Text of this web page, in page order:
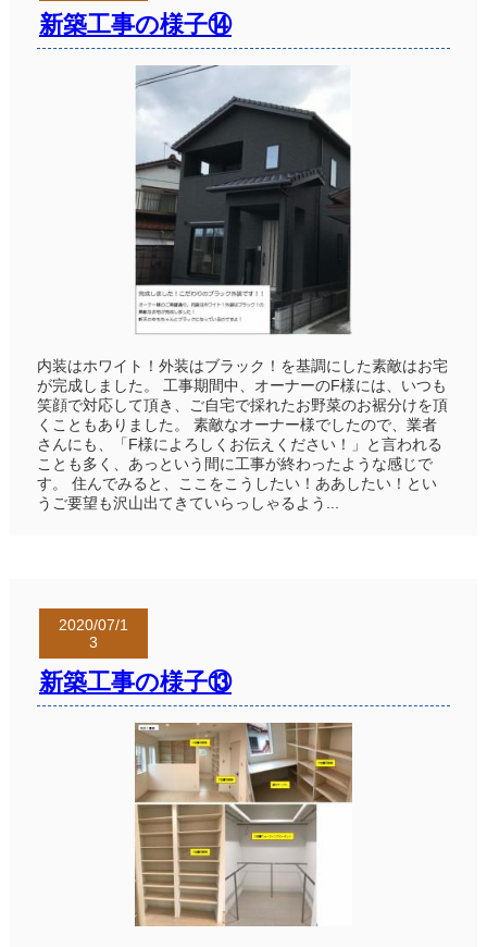
新築工事の様子⑭
内装はホワイト！外装はブラック！を基調にした素敵はお宅
が完成しました。 工事期間中、オーナーのF様には、いつも
笑顔で対応して頂き、ご自宅で採れたお野菜のお裾分けを頂
くこともありました。 素敵なオーナー様でしたので、業者
さんにも、「F様によろしくお伝えください！」と言われる
ことも多く、あっという間に工事が終わったような感じで
す。 住んでみると、ここをこうしたい！ああしたい！とい
うご要望も沢山出てきていらっしゃるよう...
2020/07/1
3
新築工事の様子⑬